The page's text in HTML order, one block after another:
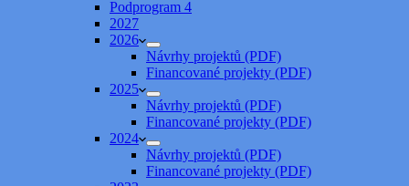
Podprogram 4
2027
2026
Návrhy projektů (PDF)
Financované projekty (PDF)
2025
Návrhy projektů (PDF)
Financované projekty (PDF)
2024
Návrhy projektů (PDF)
Financované projekty (PDF)